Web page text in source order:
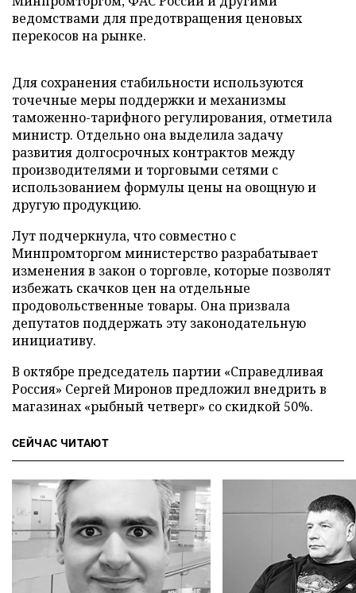
ведомствами для предотвращения ценовых
перекосов на рынке.
Для сохранения стабильности используются
точечные меры поддержки и механизмы
таможенно-тарифного регулирования, отметила
министр. Отдельно она выделила задачу
развития долгосрочных контрактов между
производителями и торговыми сетями с
использованием формулы цены на овощную и
другую продукцию.
Лут подчеркнула, что совместно с
Минпромторгом министерство разрабатывает
изменения в закон о торговле, которые позволят
избежать скачков цен на отдельные
продовольственные товары. Она призвала
депутатов поддержать эту законодательную
инициативу.
В октябре председатель партии «Справедливая
Россия» Сергей Миронов предложил внедрить в
магазинах «рыбный четверг» со скидкой 50%.
СЕЙЧАС ЧИТАЮТ